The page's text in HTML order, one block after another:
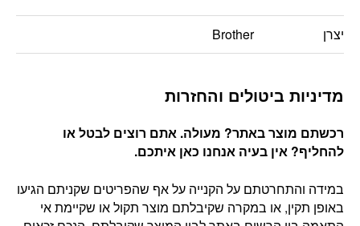
יצרן Brother
מדיניות ביטולים והחזרות
רכשתם מוצר באתר? מעולה. אתם רוצים לבטל או
להחליף? אין בעיה אנחנו כאן איתכם.
במידה והתחרטתם על הקנייה על אף שהפריטים שקניתם הגיעו
באופן תקין, או במקרה שקיבלתם מוצר תקול או שקיימת אי